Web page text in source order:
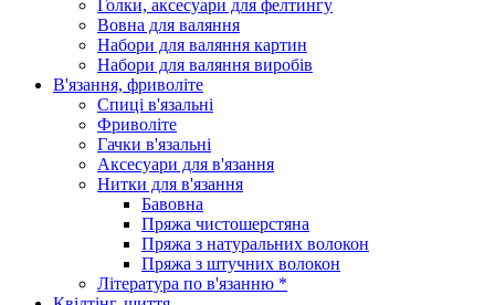
Голки, аксесуари для фелтингу
Вовна для валяння
Набори для валяння картин
Набори для валяння виробів
В'язання, фриволіте
Спиці в'язальні
Фриволіте
Гачки в'язальні
Аксесуари для в'язання
Нитки для в'язання
Бавовна
Пряжа чистошерстяна
Пряжа з натуральних волокон
Пряжа з штучних волокон
Література по в'язанню *